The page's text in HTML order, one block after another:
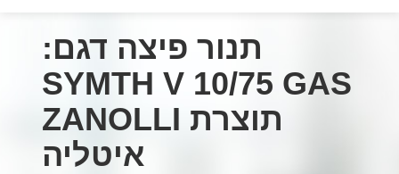
תנור פיצה דגם:
SYMTH V 10/75 GAS
תוצרת ZANOLLI
איטליה